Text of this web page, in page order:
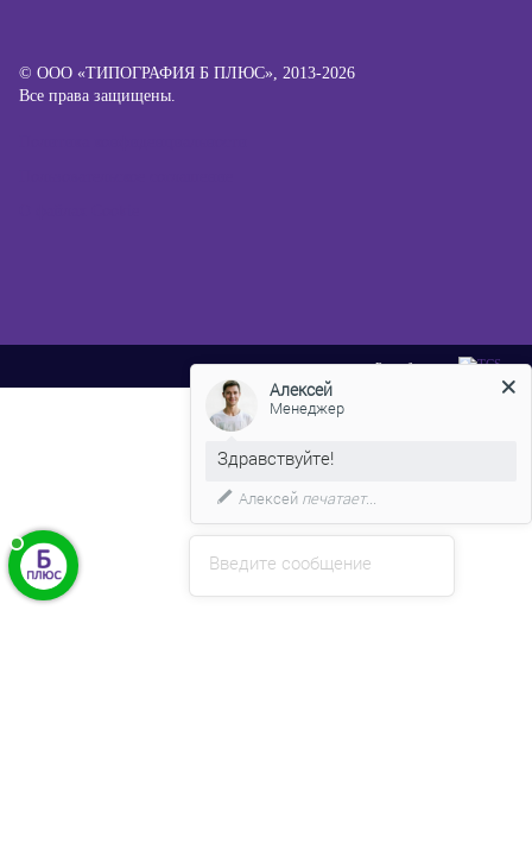
© ООО «ТИПОГРАФИЯ Б ПЛЮС», 2013-2026
Все права защищены.
Разработано
Введите сообщение
Алексей
Менеджер
Здравствуйте!
Алексей печатает...